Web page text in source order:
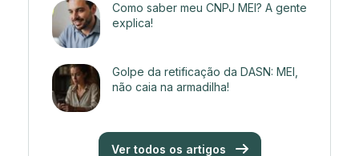
Como saber meu CNPJ MEI? A gente
explica!
Golpe da retificação da DASN: MEI,
não caia na armadilha!
Ver todos os artigos